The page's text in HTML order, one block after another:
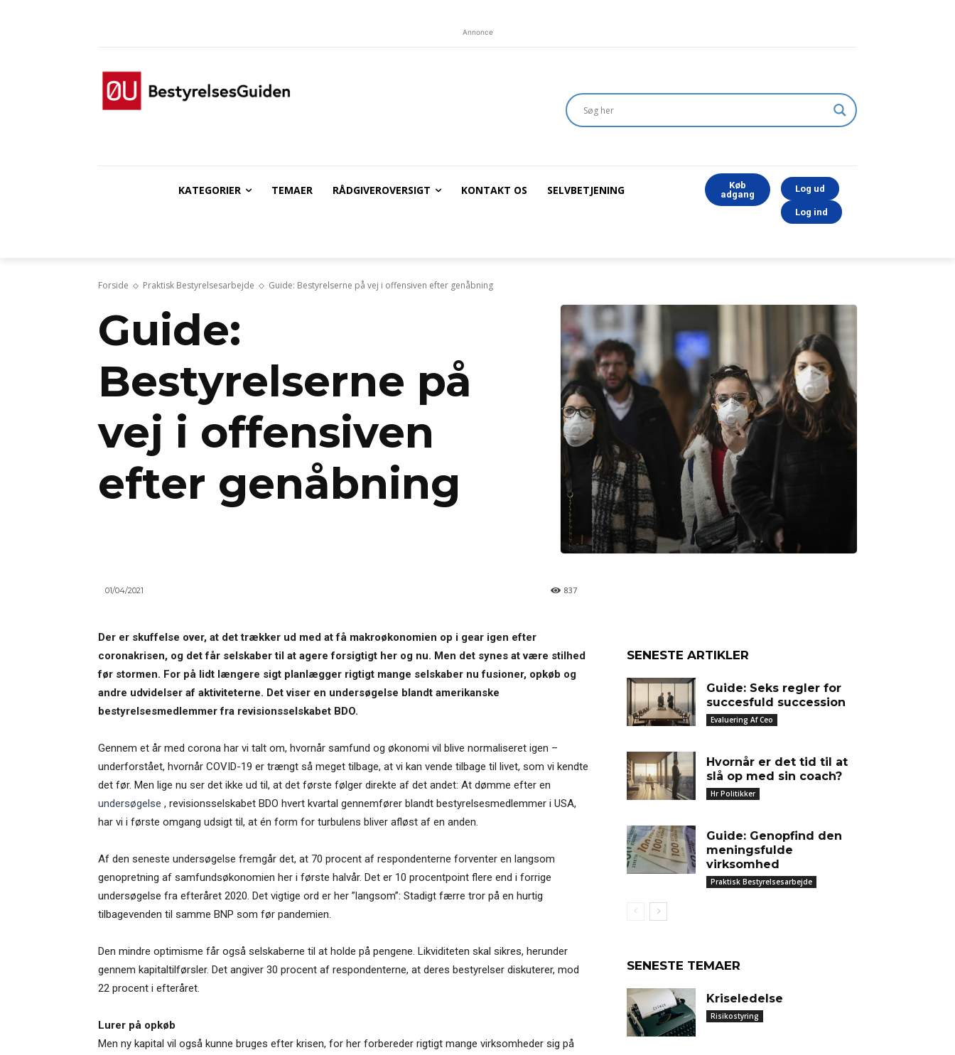
Annonce
KATEGORIER TEMAER RÅDGIVEROVERSIGT KONTAKT OS SELVBETJENING
Køb
adgang
Log ud
Log ind
Forside Praktisk Bestyrelsesarbejde Guide: Bestyrelserne på vej i offensiven efter genåbning
Guide:
Bestyrelserne på
vej i offensiven
efter genåbning
01/04/2021 837
Der er skuffelse over, at det trækker ud med at få makroøkonomien op i gear igen efter
coronakrisen, og det får selskaber til at agere forsigtigt her og nu. Men det synes at være stilhed
før stormen. For på lidt længere sigt planlægger rigtigt mange selskaber nu fusioner, opkøb og
andre udvidelser af aktiviteterne. Det viser en undersøgelse blandt amerikanske
bestyrelsesmedlemmer fra revisionsselskabet BDO.
Gennem et år med corona har vi talt om, hvornår samfund og økonomi vil blive normaliseret igen –
underforstået, hvornår COVID-19 er trængt så meget tilbage, at vi kan vende tilbage til livet, som vi kendte
det før. Men lige nu ser det ikke ud til, at det første følger direkte af det andet: At dømme efter en
undersøgelse , revisionsselskabet BDO hvert kvartal gennemfører blandt bestyrelsesmedlemmer i USA,
har vi i første omgang udsigt til, at én form for turbulens bliver afløst af en anden.
Af den seneste undersøgelse fremgår det, at 70 procent af respondenterne forventer en langsom
genopretning af samfundsøkonomien her i første halvår. Det er 10 procentpoint flere end i forrige
undersøgelse fra efteråret 2020. Det vigtige ord er her ”langsom”: Stadigt færre tror på en hurtig
tilbagevenden til samme BNP som før pandemien.
Den mindre optimisme får også selskaberne til at holde på pengene. Likviditeten skal sikres, herunder
gennem kapitaltilførsler. Det angiver 30 procent af respondenterne, at deres bestyrelser diskuterer, mod
22 procent i efteråret.
Lurer på opkøb
Men ny kapital vil også kunne bruges efter krisen, for her forbereder rigtigt mange virksomheder sig på
SENESTE ARTIKLER
Guide: Seks regler for
succesfuld succession
Evaluering Af Ceo
Hvornår er det tid til at
slå op med sin coach?
Hr Politikker
Guide: Genopfind den
meningsfulde
virksomhed
Praktisk Bestyrelsesarbejde
SENESTE TEMAER
Kriseledelse
Risikostyring